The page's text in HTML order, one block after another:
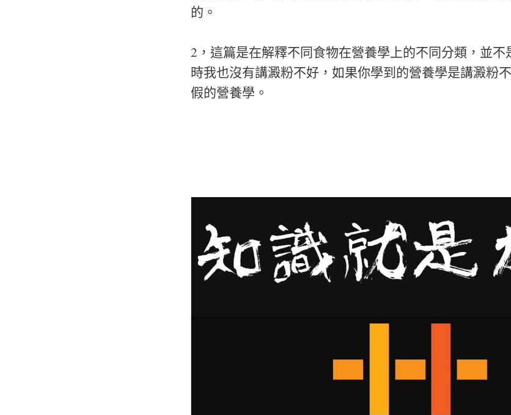
的。
2，這篇是在解釋不同食物在營養學上的不同分類，並不
時我也沒有講澱粉不好，如果你學到的營養學是講澱粉
假的營養學。